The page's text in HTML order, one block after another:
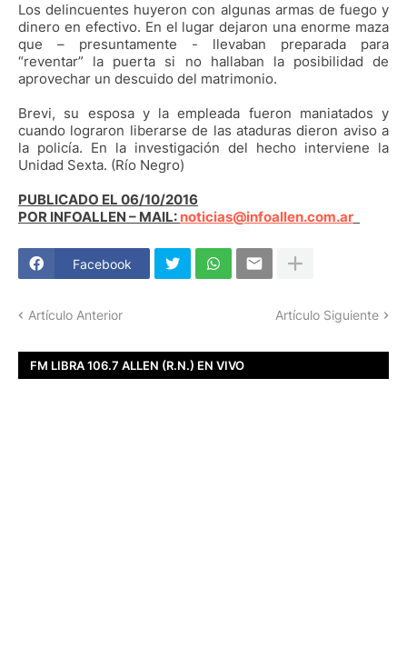
Los delincuentes huyeron con algunas armas de fuego y
dinero en efectivo. En el lugar dejaron una enorme maza
que – presuntamente - llevaban preparada para
“reventar” la puerta si no hallaban la posibilidad de
aprovechar un descuido del matrimonio.
Brevi, su esposa y la empleada fueron maniatados y
cuando lograron liberarse de las ataduras dieron aviso a
la policía. En la investigación del hecho interviene la
Unidad Sexta. (Río Negro)
PUBLICADO EL 06/10/2016
POR INFOALLEN – MAIL: noticias@infoallen.com.ar
Facebook
Artículo Anterior Artículo Siguiente
FM LIBRA 106.7 ALLEN (R.N.) EN VIVO